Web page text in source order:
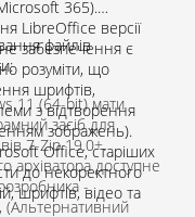
365).
LibreOffice версії
забезпечення є
розуміти, що
шрифтів,
з відтворення
зображень).
Office, старіших
до некоректного
шрифтів, відео та
файлів
11 (64-bit) мати
засіб для
7-Zip 19.0+.
архіватора доступне
-
, (Альтернативний